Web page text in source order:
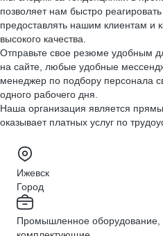
позволяет нам быстро
предоставлять нашим клиентам и
высокого качества.
Отправьте свое резюме удобным
на сайте, любые удобные
менеджер по подбору персонала
одного рабочего дня.
Наша организация является
оказывает платных услуг по
Ижевск
Город
Промышленное оборудование,